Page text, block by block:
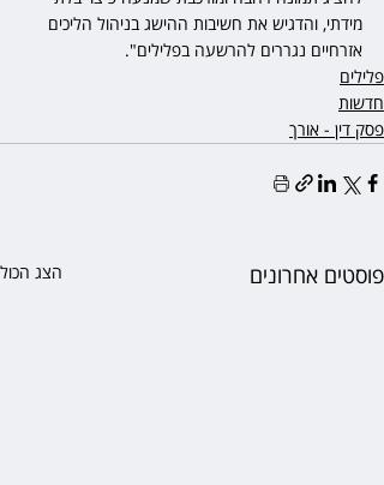
מידתי, והדגיש את חשיבות ההישג בניהול הליכים
אזרחיים נגררים להרשעה בפלילים".
פלילים
חדשות
פסק דין - אורך
פוסטים אחרונים הצג הכול